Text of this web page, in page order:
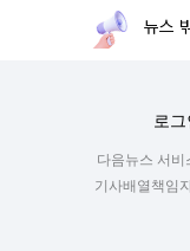
뉴스
로그
다음뉴스 서비
기사배열책임